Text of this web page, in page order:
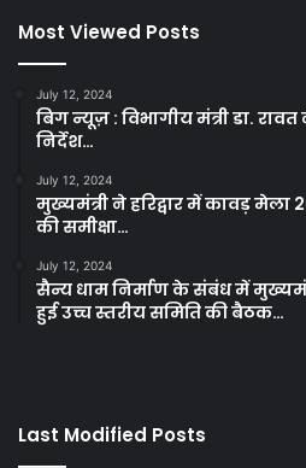
Most Viewed Posts
July 12, 2024
बिग न्यूज़ : विभागीय मंत्री डा.
निर्देश…
July 12, 2024
मुख्यमंत्री ने हरिद्वार में कावड़
की समीक्षा…
July 12, 2024
सैन्य धाम निर्माण के संबंध में
हुई उच्च स्तरीय समिति की बैठक…
Last Modified Posts